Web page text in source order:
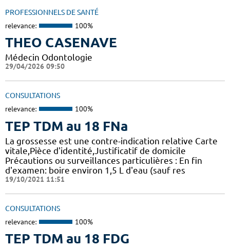
PROFESSIONNELS DE SANTÉ
relevance: 100%
THEO CASENAVE
Médecin Odontologie
29/04/2026 09:50
CONSULTATIONS
relevance: 100%
TEP TDM au 18 FNa
La grossesse est une contre-indication relative Carte
vitale,Pièce d'identité,Justificatif de domicile
Précautions ou surveillances particulières : En fin
d'examen: boire environ 1,5 L d'eau (sauf res
19/10/2021 11:51
CONSULTATIONS
relevance: 100%
TEP TDM au 18 FDG